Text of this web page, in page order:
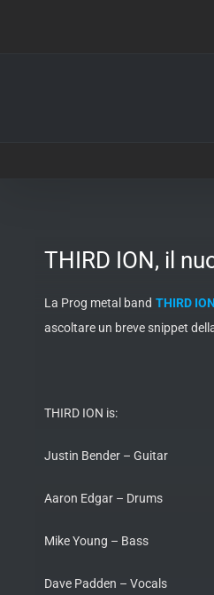
THIRD ION, il
La Prog metal band THIRD ION
ascoltare un breve snippet
THIRD ION is:
Justin Bender – Guitar
Aaron Edgar – Drums
Mike Young – Bass
Dave Padden – Vocals